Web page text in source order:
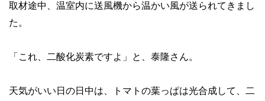
取材途中、温室内に送風機から温かい風が送られてきまし
た。
「これ、二酸化炭素ですよ」と、泰隆さん。
天気がいい日の日中は、トマトの葉っぱは光合成して、二